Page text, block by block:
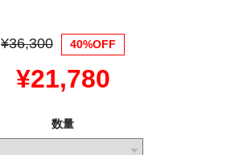
¥36,300 40%OFF
¥21,780
数量